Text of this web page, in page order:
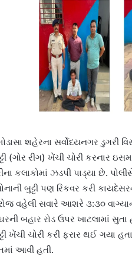
શહેરના સર્વોદયનગર ડુગરી
(ગોર રીંગ) ખેંચી ચોરી કરનાર
કલાકોમાં ઝડપી પાડ્યા છે.
બુટ્ટી પણ રિકવર કરી
વહેલી સવારે આશરે ૩:૩૦
બહાર રોડ ઉપર ખાટલામાં
ખેંચી ચોરી કરી ફરાર થઈ ગયા
આવી હતી.